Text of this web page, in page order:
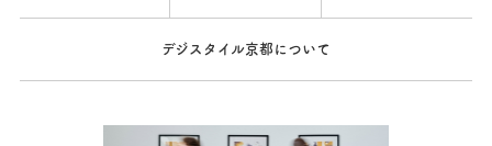
デジスタイル京都について